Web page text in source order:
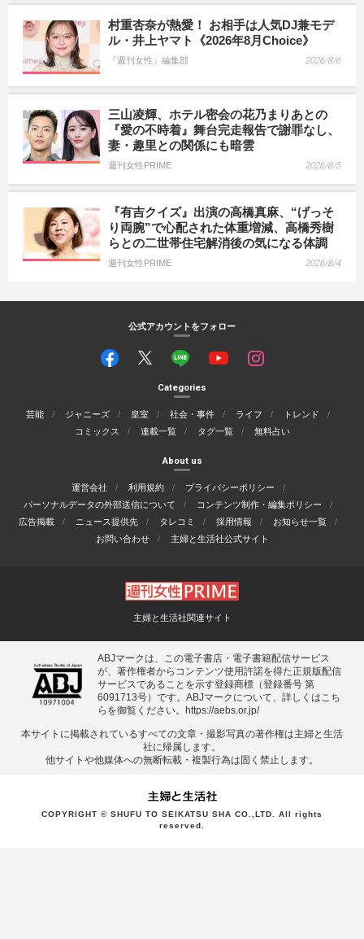
村重杏奈が熱愛！ お相手は人気DJ兼モデ
ル・井上ヤマト《2026年8月Choice》
『週刊女性』編集部 2026/8/6
三山凌輝、ホテル密会の花乃まりあとの
『愛の不時着』舞台完走報告で謝罪なし、
妻・趣里との関係にも暗雲
週刊女性PRIME 2026/8/5
『有吉クイズ』出演の高橋真麻、“げっそ
り両腕”で心配された体重増減、高橋秀樹
らとの二世帯住宅解消後の気になる体調
週刊女性PRIME 2026/8/4
公式アカウントをフォロー
Categories
芸能 ジャニーズ 皇室 社会・事件 ライフ
トレンド
コミックス
連載一覧 タグ一覧 無料占い
About us
運営会社 利用規約
プライバシーポリシー
パーソナルデータの外部送信について
コンテンツ制作・編集ポリシー
広告掲載
ニュース提供先 タレコミ 採用情報
お知らせ一覧
お問い合わせ
主婦と生活社公式サイト
主婦と生活社関連サイト
ABJマークは、この電子書店・電子書籍配信サービス
が、著作権者からコンテンツ使用許諾を得た正規版配信
サービスであることを示す登録商標（登録番号 第
6091713号）です。ABJマークについて、詳しくはこち
らを御覧ください。
https://aebs.or.jp/
本サイトに掲載されているすべての⽂章・撮影写真の著作権は主婦と⽣活
社に帰属します。
他サイトや他媒体への無断転載・複製⾏為は固く禁⽌します。
COPYRIGHT © SHUFU TO SEIKATSU SHA CO.,LTD. All rights
reserved.